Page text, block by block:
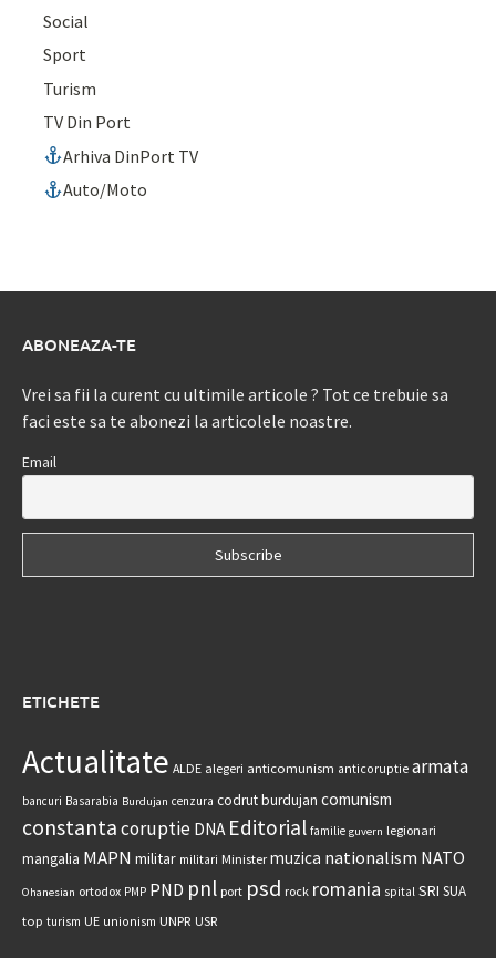
Social
Sport
Turism
TV Din Port
Arhiva DinPort TV
Auto/Moto
ABONEAZA-TE
Vrei sa fii la curent cu ultimile articole ? Tot ce trebuie sa
faci este sa te abonezi la articolele noastre.
Email
ETICHETE
Actualitate ALDE alegeri anticomunism anticoruptie armata
bancuri Basarabia Burdujan cenzura codrut burdujan comunism
constantacoruptie DNA Editorial familie guvern legionari
mangalia MAPN militar militari Minister muzica nationalism NATO
Ohanesian ortodox PMP PND pnl port psd rock romania spital SRI SUA
top turism UE unionism UNPR USR